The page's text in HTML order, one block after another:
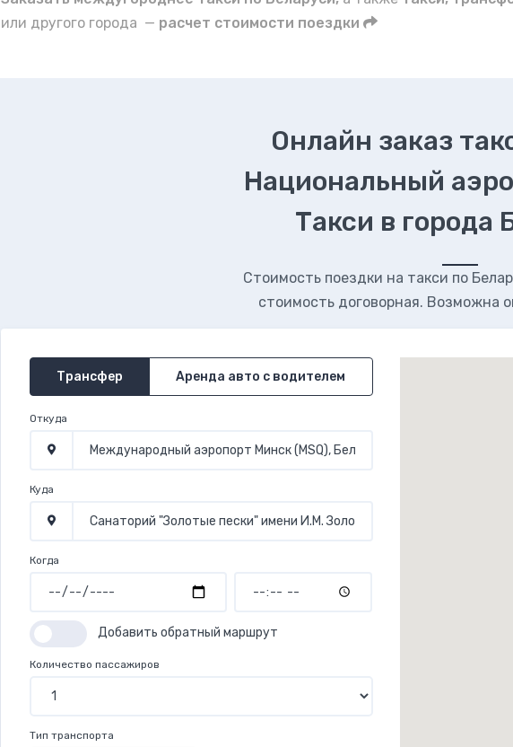
или другого города — расчет стоимости поездки
Онлайн заказ
Национальный
Такси в города
Стоимость поездки на такси по
стоимость договорная. Возможна
Трансфер Аренда авто с водителем
Откуда
Куда
Когда
Добавить обратный маршрут
Количество пассажиров
Тип транспорта